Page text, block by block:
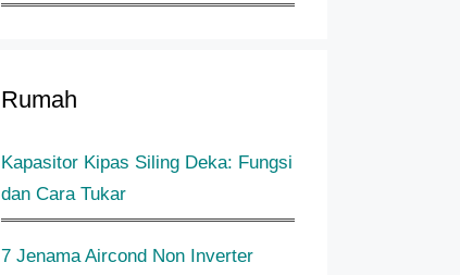
Rumah
Kapasitor Kipas Siling Deka: Fungsi
dan Cara Tukar
7 Jenama Aircond Non Inverter